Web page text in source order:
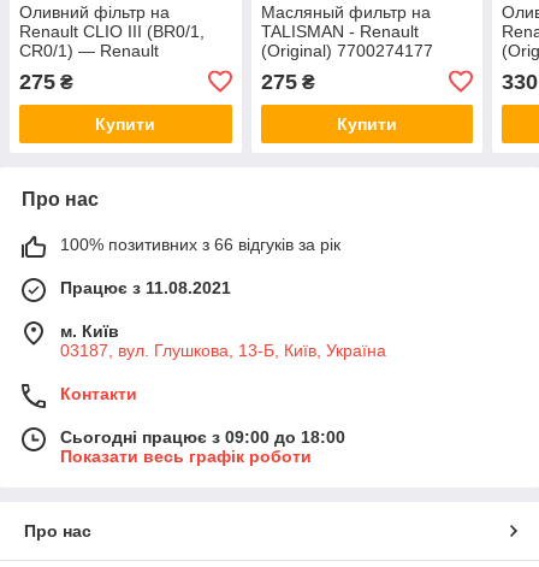
Оливний фільтр на
Renault CLIO III (BR0/1,
CR0/1) — Renault
275 ₴
Купити
Масляный фильтр на
TALISMAN - Renault
(Original) 7700274177
275₴
Купити
330
Про нас
100% позитивних з 66 відгуків за рік
Працює з 11.08.2021
м. Київ
03187, вул. Глушкова, 13-Б, Київ, Україна
Контакти
Сьогодні працює з 09:00 до 18:00
Показати весь графік роботи
Про нас